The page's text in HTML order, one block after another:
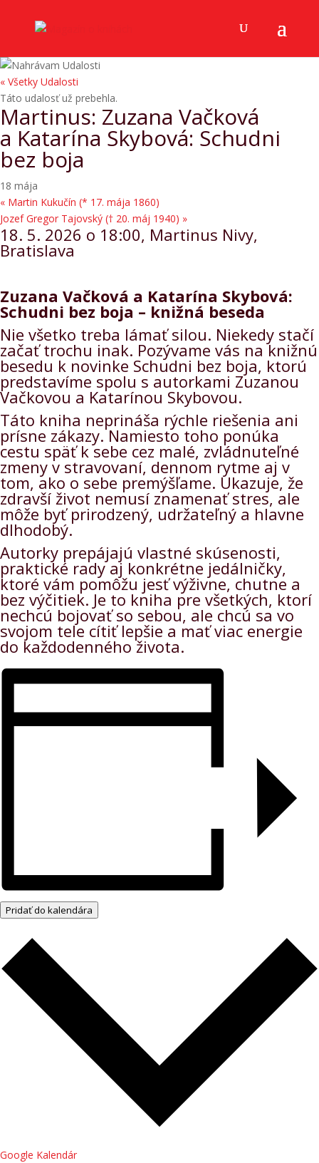
« Všetky Udalosti
Táto udalosť už prebehla.
Martinus: Zuzana Vačková
a Katarína Skybová: Schudni
bez boja
18 mája
« Martin Kukučín (* 17. mája 1860)
Jozef Gregor Tajovský († 20. máj 1940) »
18. 5. 2026 o 18:00, Martinus Nivy,
Bratislava
Zuzana Vačková a Katarína Skybová:
Schudni bez boja – knižná beseda
Nie všetko treba lámať silou. Niekedy stačí
začať trochu inak. Pozývame vás na knižnú
besedu k novinke Schudni bez boja, ktorú
predstavíme spolu s autorkami Zuzanou
Vačkovou a Katarínou Skybovou.
Táto kniha neprináša rýchle riešenia ani
prísne zákazy. Namiesto toho ponúka
cestu späť k sebe cez malé, zvládnuteľné
zmeny v stravovaní, dennom rytme aj v
tom, ako o sebe premýšľame. Ukazuje, že
zdravší život nemusí znamenať stres, ale
môže byť prirodzený, udržateľný a hlavne
dlhodobý.
Autorky prepájajú vlastné skúsenosti,
praktické rady aj konkrétne jedálničky,
ktoré vám pomôžu jesť výživne, chutne a
bez výčitiek. Je to kniha pre všetkých, ktorí
nechcú bojovať so sebou, ale chcú sa vo
svojom tele cítiť lepšie a mať viac energie
do každodenného života.
Pridať do kalendára
Google Kalendár